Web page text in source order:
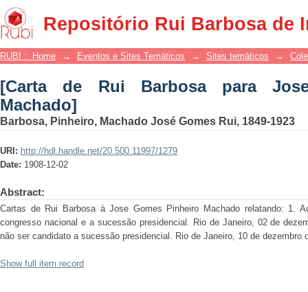
Repositório Rui Barbosa de
[Carta de Rui Barbosa para Jose
RUBI :: Home → Eventos e Sites Temáticos → Sites temáticos →
[Carta de Rui Barbosa para
Machado]
Barbosa, Pinheiro, Machado José Gomes Rui, 1849-1923
URI: http://hdl.handle.net/20.500.11997/1279
Date: 1908-12-02
Abstract:
Cartas de Rui Barbosa à Jose Gomes Pinheiro Machado relatando: 1.
congresso nacional e a sucessão presidencial. Rio de Janeiro, 02 de
não ser candidato a sucessão presidencial. Rio de Janeiro, 10 de dezembro
Show full item record